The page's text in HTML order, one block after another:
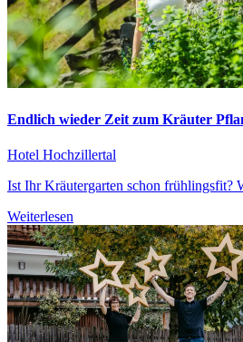
Endlich wieder Zeit zum Kräuter
Hotel Hochzillertal
Ist Ihr Kräutergarten schon frühlingsfit?
Weiterlesen